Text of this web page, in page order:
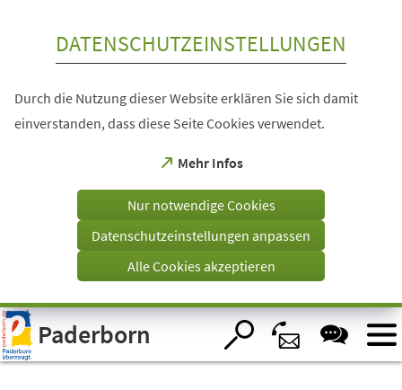
Visuelle
Assistenzsoftware
öffnen.
DATENSCHUTZEINSTELLUNGEN
Durch die Nutzung dieser Website erklären Sie sich damit
einverstanden, dass diese Seite Cookies verwendet.
Mehr Infos
(Öffnet
einem
Tab)
Nur notwendige Cookies
Datenschutzeinstellungen anpassen
Alle Cookies akzeptieren
Paderborn